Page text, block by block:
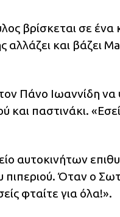
βρίσκεται σε
και βάζει
Πάνο Ιωαννίδη
και παστινάκι.
αυτοκινήτων
Όταν ο
φταίτε για όλα!».